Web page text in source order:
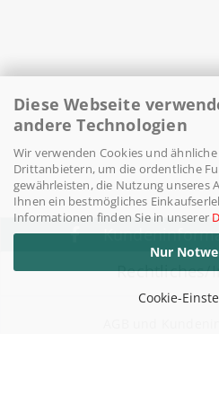
Diese Webseite
andere Technologien
Wir verwenden Cookies und
Drittanbietern, um die ordentliche
gewährleisten, die Nutzung unseres
Ihnen ein bestmögliches
Informationen finden Sie in unserer
Nur
Cookie-
Rechtliches/